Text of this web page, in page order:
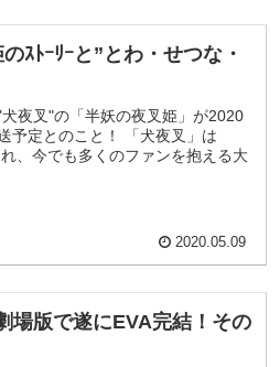
ｽﾄｰﾘｰと”とわ・せつな・
夜叉"の「半妖の夜叉姫」が2020
予定とのこと！ 「犬夜叉」は
、今でも多くのファンを抱える大
2020.05.09
場版で遂にEVA完結！その